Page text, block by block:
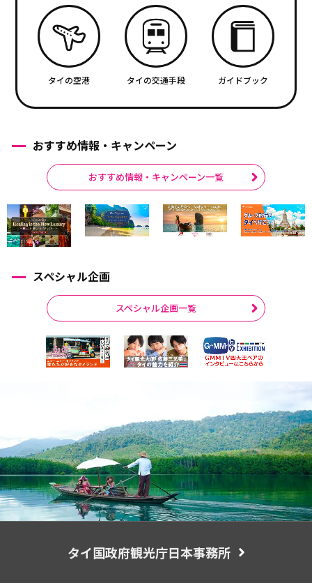
タイの空港 タイの交通手段 ガイドブック
おすすめ情報・キャンペーン
おすすめ情報・キャンペーン一覧
スペシャル企画
スペシャル企画一覧
タイ国政府観光庁日本事務所